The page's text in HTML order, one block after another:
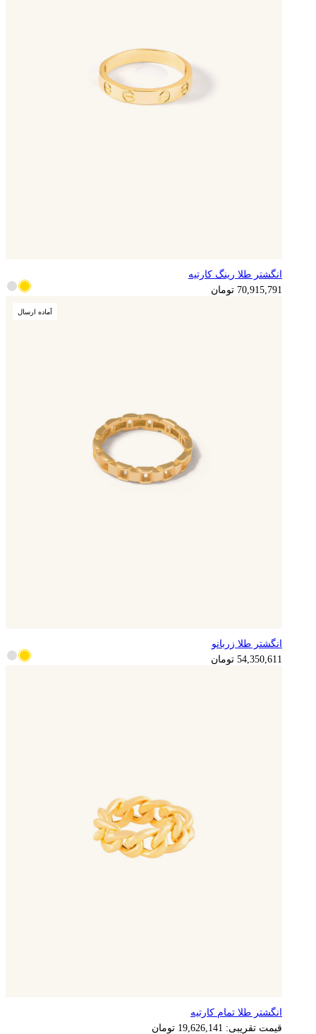
17,728,948 تومانانگشتر طلا رینگ کارتیه
70,915,791 تومان
آماده ارسال
13,587,653 تومان
انگشتر طلا زربانو
54,350,611 تومان
3,925,228 تومان
انگشتر طلا تمام کارتیه
قیمت تقریبی:19,626,141 تومان